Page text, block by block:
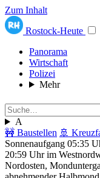
Zum Inhalt
Rostock-Heute
Panorama
Wirtschaft
Polizei
Mehr
A
🚧 Baustellen 🚢
Sonnenaufgang 05:35
20:59 Uhr im
Nordosten,